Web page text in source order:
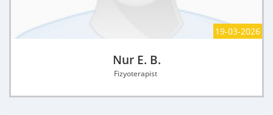
19-03-2026
Nur E. B.
Fizyoterapist